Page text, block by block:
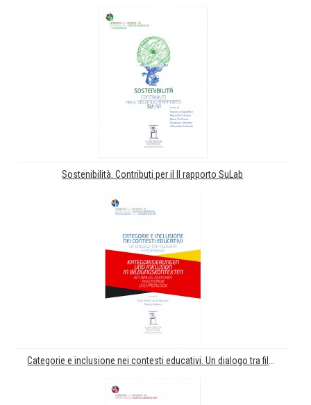
Sostenibilità. Contributi per il II rapporto SuLab